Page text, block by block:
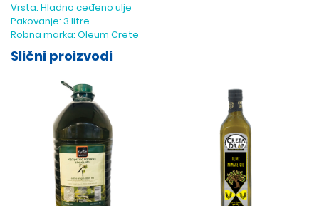
Vrsta:Hladno ceđeno ulje
Pakovanje:3 litre
Robna marka:Oleum Crete
Slični proizvodi